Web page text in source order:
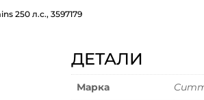
250 л.с., 3597179
ДЕТАЛИ
Марка